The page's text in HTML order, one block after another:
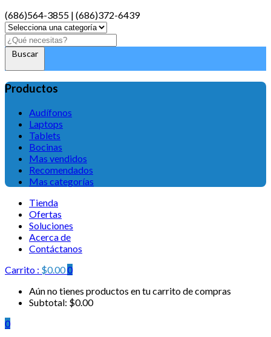
(686)564-3855 | (686)372-6439
Buscar
Productos
Audífonos
Laptops
Tablets
Bocinas
Mas vendidos
Recomendados
Mas categorías
Tienda
Ofertas
Soluciones
Acerca de
Contáctanos
Carrito : $0.000
Aún no tienes productos en tu carrito de compras
Subtotal: $0.00
0